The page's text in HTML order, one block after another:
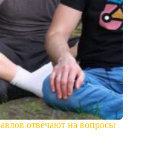
отвечают на вопросы